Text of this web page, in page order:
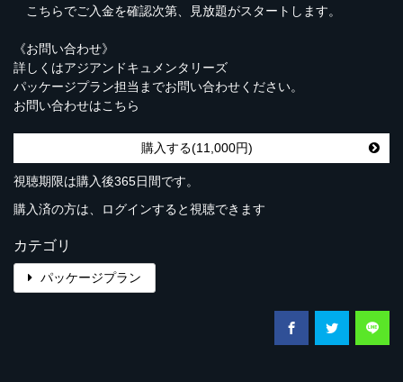
こちらでご入金を確認次第、見放題がスタートします。
《お問い合わせ》
詳しくはアジアンドキュメンタリーズ
パッケージプラン担当までお問い合わせください。
お問い合わせはこちら
購入する(11,000円)
視聴期限は購入後365日間です。
購入済の方は、ログインすると視聴できます
カテゴリ
パッケージプラン